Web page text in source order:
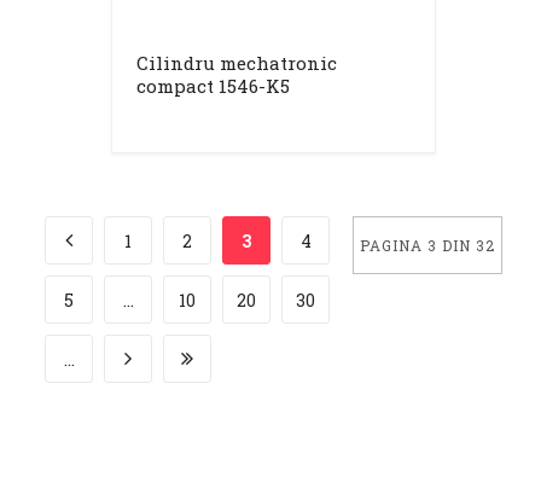
Cilindru mechatronic
compact 1546-K5
PAGINA 3 DIN 32
1 2 3 4
5 ... 10 20 30
...